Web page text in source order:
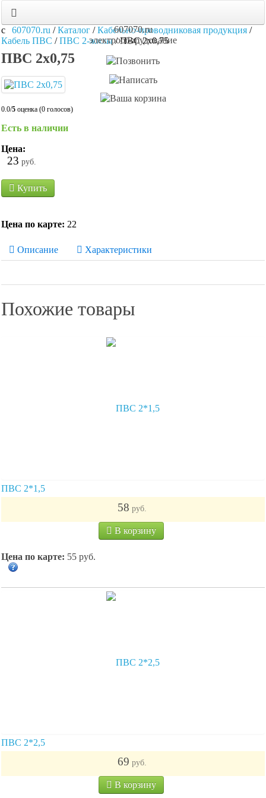
607070.ru
электрооборудование
607070.ru /Каталог /Кабельно-проводниковая продукция /
Кабель ПВС /ПВС 2-жилы/ПВС 2х0,75
ПВС 2х0,75
0.0/5 оценка (0 голосов)
Есть в наличии
Цена:
23 руб.
Купить
Цена по карте: 22
Описание Характеристики
Похожие товары
ПВС 2*1,5
58 руб.
В корзину
Цена по карте: 55 руб.
ПВС 2*2,5
69 руб.
В корзину